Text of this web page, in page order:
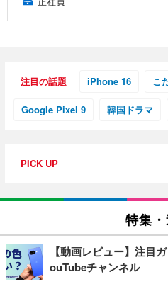
注目の話題 iPhone 16 こ
Google Pixel 9 韓国ドラマ
PICK UP
特集・
【動画レビュー】注目
ouTubeチャンネル